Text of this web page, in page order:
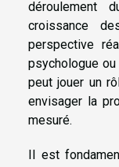
déroulement
croissance
perspective
psychologue
peut jouer un
envisager la
mesuré.
Il est